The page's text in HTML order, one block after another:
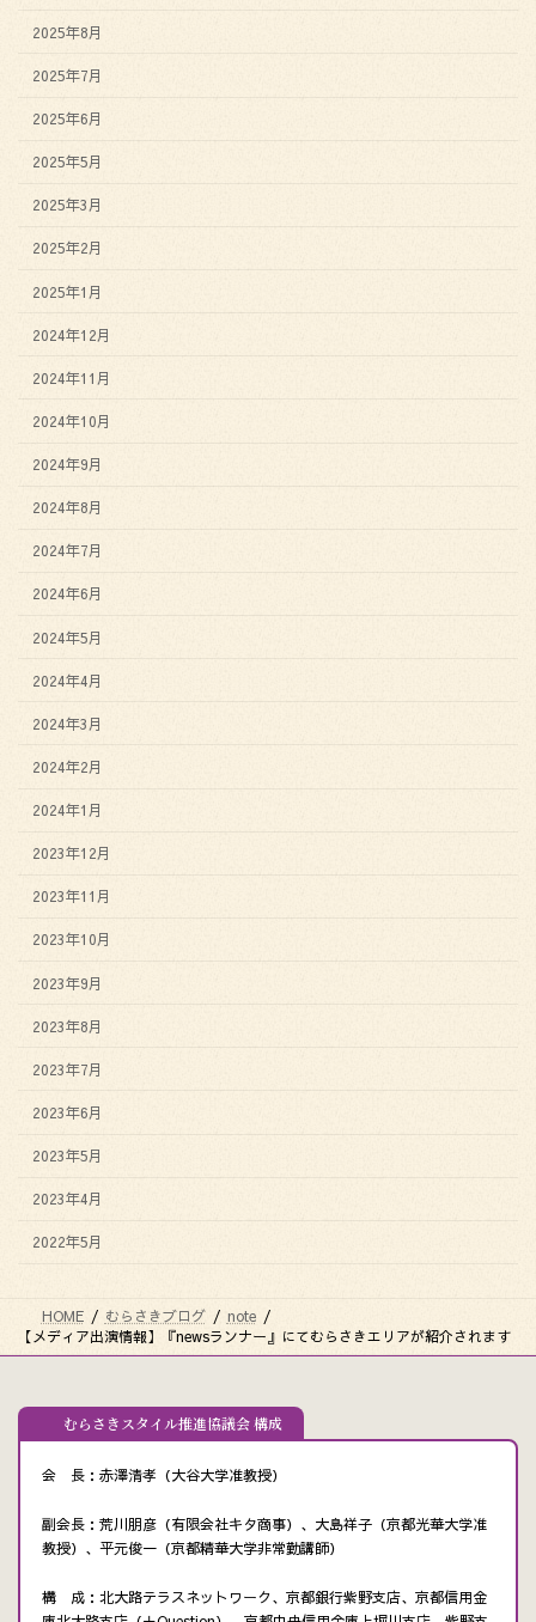
2025年8月
2025年7月
2025年6月
2025年5月
2025年3月
2025年2月
2025年1月
2024年12月
2024年11月
2024年10月
2024年9月
2024年8月
2024年7月
2024年6月
2024年5月
2024年4月
2024年3月
2024年2月
2024年1月
2023年12月
2023年11月
2023年10月
2023年9月
2023年8月
2023年7月
2023年6月
2023年5月
2023年4月
2022年5月
HOME むらさきブログ
note
【メディア出演情報】『newsランナー』にてむらさきエリアが紹介されます
むらさきスタイル推進協議会 構成
会 長：赤澤清孝（大谷大学准教授）
副会長：荒川朋彦（有限会社キタ商事）、大島祥子（京都光華大学准
教授）、平元俊一（京都精華大学非常勤講師）
構 成：北大路テラスネットワーク、京都銀行紫野支店、京都信用金